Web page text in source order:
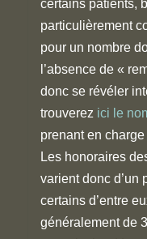
certains patients,
particulièrement
pour un nombre
l’absence de «
donc se révéler
trouverez ici le
prenant en
Les honoraires
varient donc d’un
certains d’entre
généralement de